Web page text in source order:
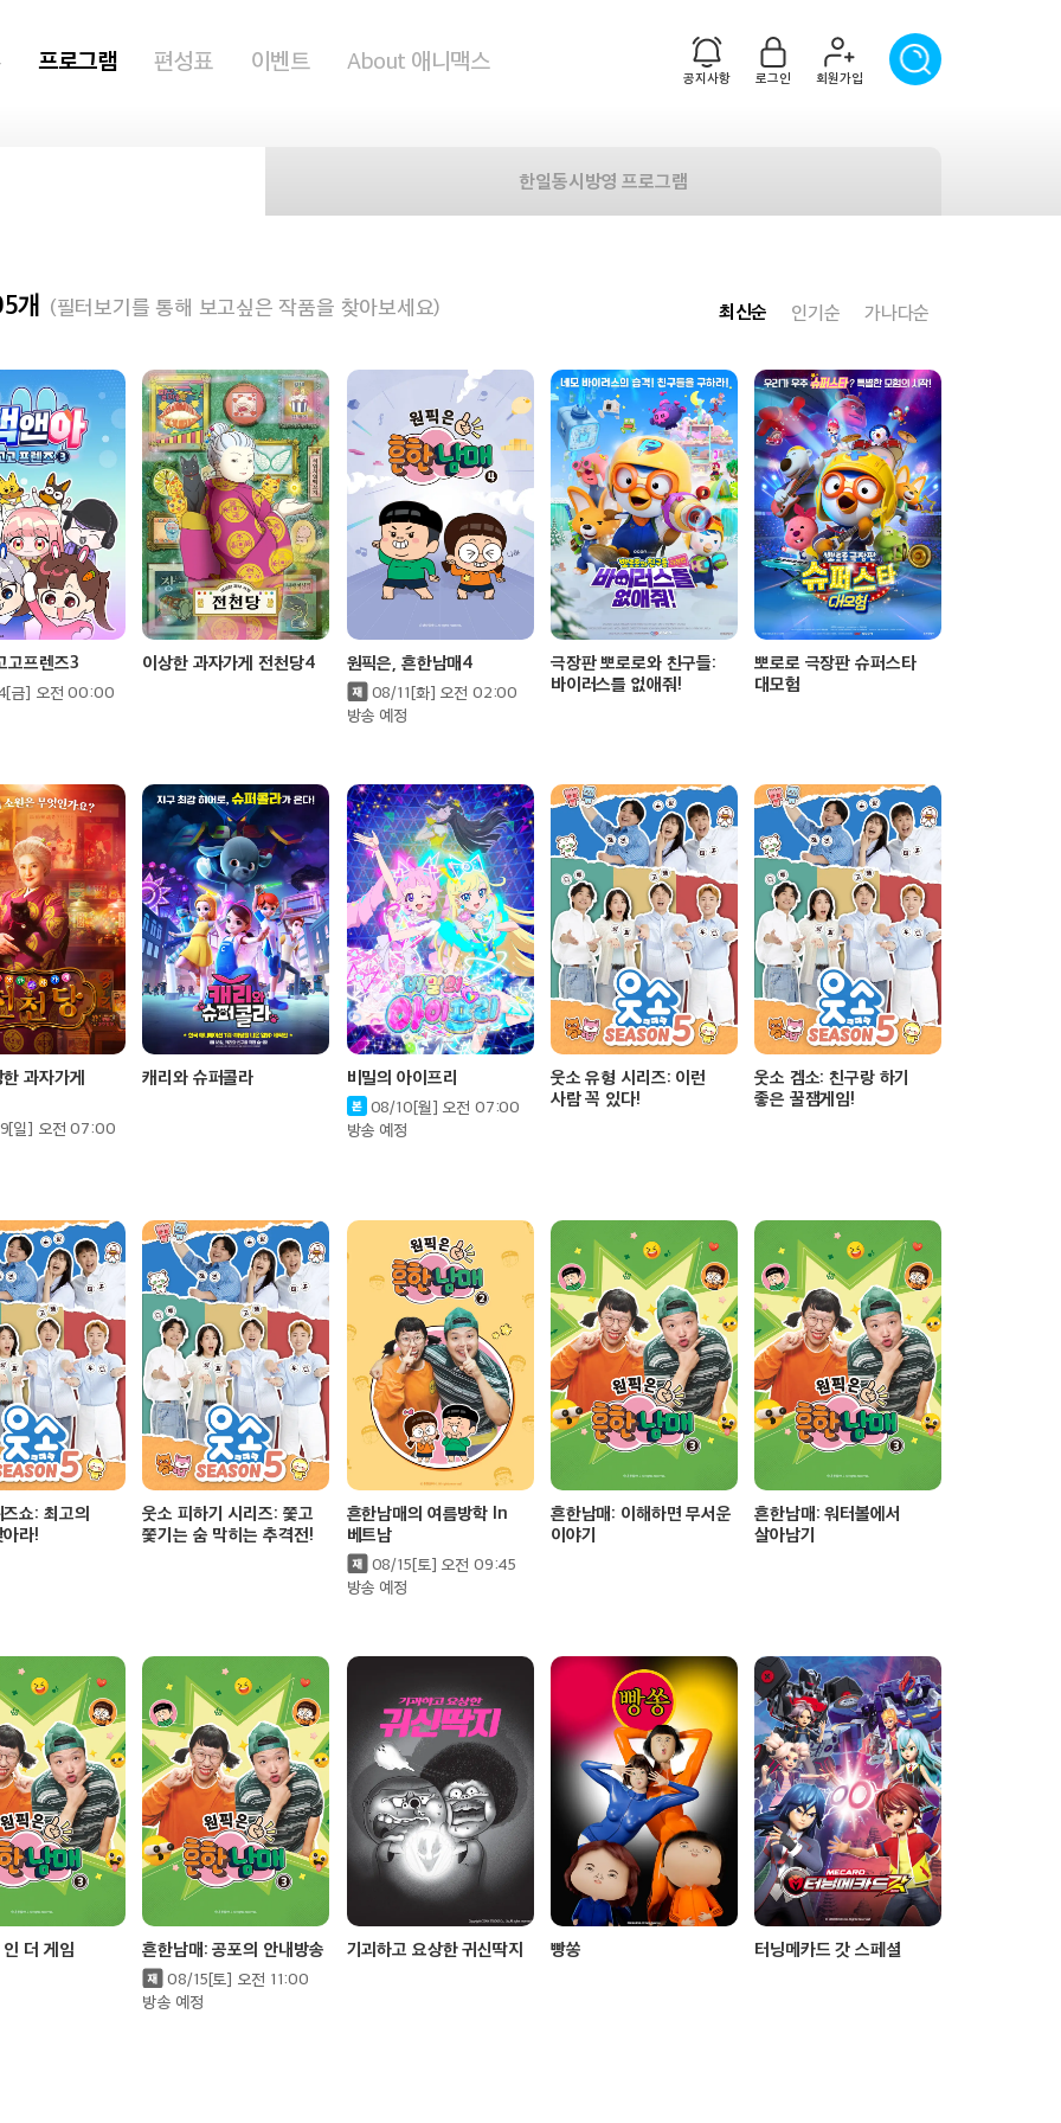
프로그램 편성표 이벤트 About 애니맥스
공지사항 로그인 회원가입
한일동시방영 프로그램
개 (필터보기를 통해 보고싶은 작품을 찾아보세요) 최신순 인기순 가나다순
고프렌즈3
금] 오전 00:00
이상한 과자가게 전천당4 원픽은, 흔한남매4
08/11[화] 오전 02:00
방송 예정
극장판 뽀로로와 친구들:
바이러스를 없애줘!
뽀로로 극장판 슈퍼스타
대모험
과자가게
일] 오전 07:00
캐리와 슈퍼콜라 비밀의 아이프리
08/10[월] 오전 07:00
방송 예정
웃소 유형 시리즈: 이런
사람 꼭 있다!
웃소 겜소: 친구랑 하기
좋은 꿀잼게임!
쇼: 최고의
라!
웃소 피하기 시리즈: 쫓고
쫓기는 숨 막히는 추격전!
흔한남매의 여름방학 In
베트남
08/15[토] 오전 09:45
방송 예정
흔한남매: 이해하면 무서운
이야기
흔한남매: 워터볼에서
살아남기
더 게임 흔한남매: 공포의 안내방송
08/15[토] 오전 11:00
방송 예정
기괴하고 요상한 귀신딱지 빵쏭 터닝메카드 갓 스페셜